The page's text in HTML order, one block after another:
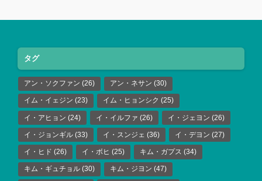
タグ
アン・ソクファン (26) アン・ネサン (30)
イム・イェジン (23) イム・ヒョンシク (25)
イ・アヒョン (24) イ・イルファ (26) イ・ジェヨン (26)
イ・ジョンギル (33) イ・スンジェ (36) イ・デヨン (27)
イ・ヒド (26) イ・ボヒ (25) キム・ガプス (34)
キム・ギュチョル (30) キム・ジヨン (47)